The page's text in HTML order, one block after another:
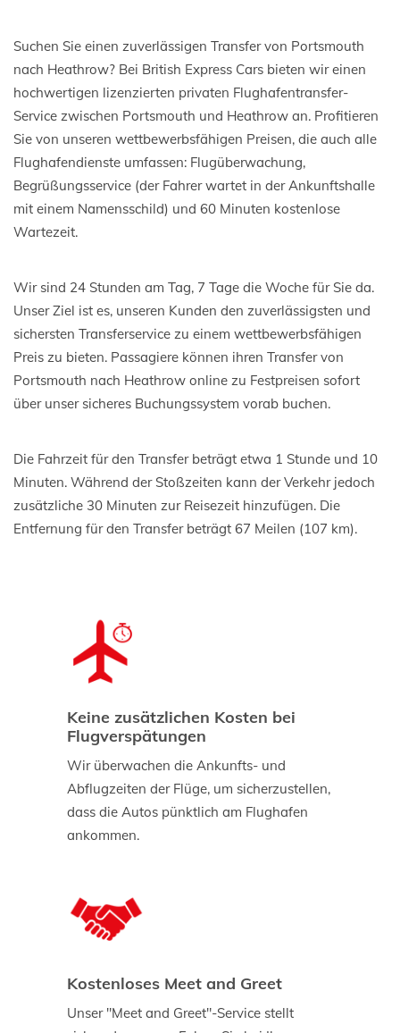
Suchen Sie einen zuverlässigen Transfer von Portsmouth
nach Heathrow? Bei British Express Cars bieten wir einen
hochwertigen lizenzierten privaten Flughafentransfer-
Service zwischen Portsmouth und Heathrow an. Profitieren
Sie von unseren wettbewerbsfähigen Preisen, die auch alle
Flughafendienste umfassen: Flugüberwachung,
Begrüßungsservice (der Fahrer wartet in der Ankunftshalle
mit einem Namensschild) und 60 Minuten kostenlose
Wartezeit.
Wir sind 24 Stunden am Tag, 7 Tage die Woche für Sie da.
Unser Ziel ist es, unseren Kunden den zuverlässigsten und
sichersten Transferservice zu einem wettbewerbsfähigen
Preis zu bieten. Passagiere können ihren Transfer von
Portsmouth nach Heathrow online zu Festpreisen sofort
über unser sicheres Buchungssystem vorab buchen.
Die Fahrzeit für den Transfer beträgt etwa 1 Stunde und 10
Minuten. Während der Stoßzeiten kann der Verkehr jedoch
zusätzliche 30 Minuten zur Reisezeit hinzufügen. Die
Entfernung für den Transfer beträgt 67 Meilen (107 km).
Keine zusätzlichen Kosten bei
Flugverspätungen
Wir überwachen die Ankunfts- und
Abflugzeiten der Flüge, um sicherzustellen,
dass die Autos pünktlich am Flughafen
ankommen.
Kostenloses Meet and Greet
Unser "Meet and Greet"-Service stellt